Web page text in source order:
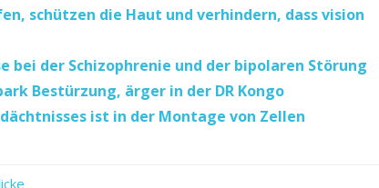
schützen die Haut und verhindern, dass vision
bei der Schizophrenie und der bipolaren Störung
Bestürzung, ärger in der DR Kongo
ist in der Montage von Zellen